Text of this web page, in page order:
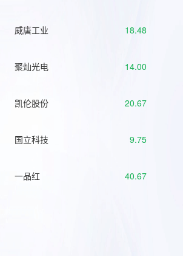
威唐工业 18.48
聚灿光电 14.00
凯伦股份 20.67
国立科技 9.75
一品红 40.67